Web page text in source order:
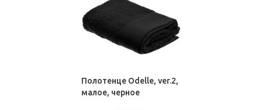
Полотенце Odelle, ver.2,
малое, черное